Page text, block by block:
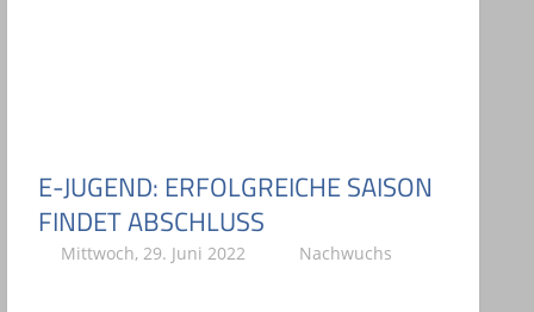
E-JUGEND: ERFOLGREICHE SAISON
FINDET ABSCHLUSS
Mittwoch, 29. Juni 2022 A. Böhm
Nachwuchs